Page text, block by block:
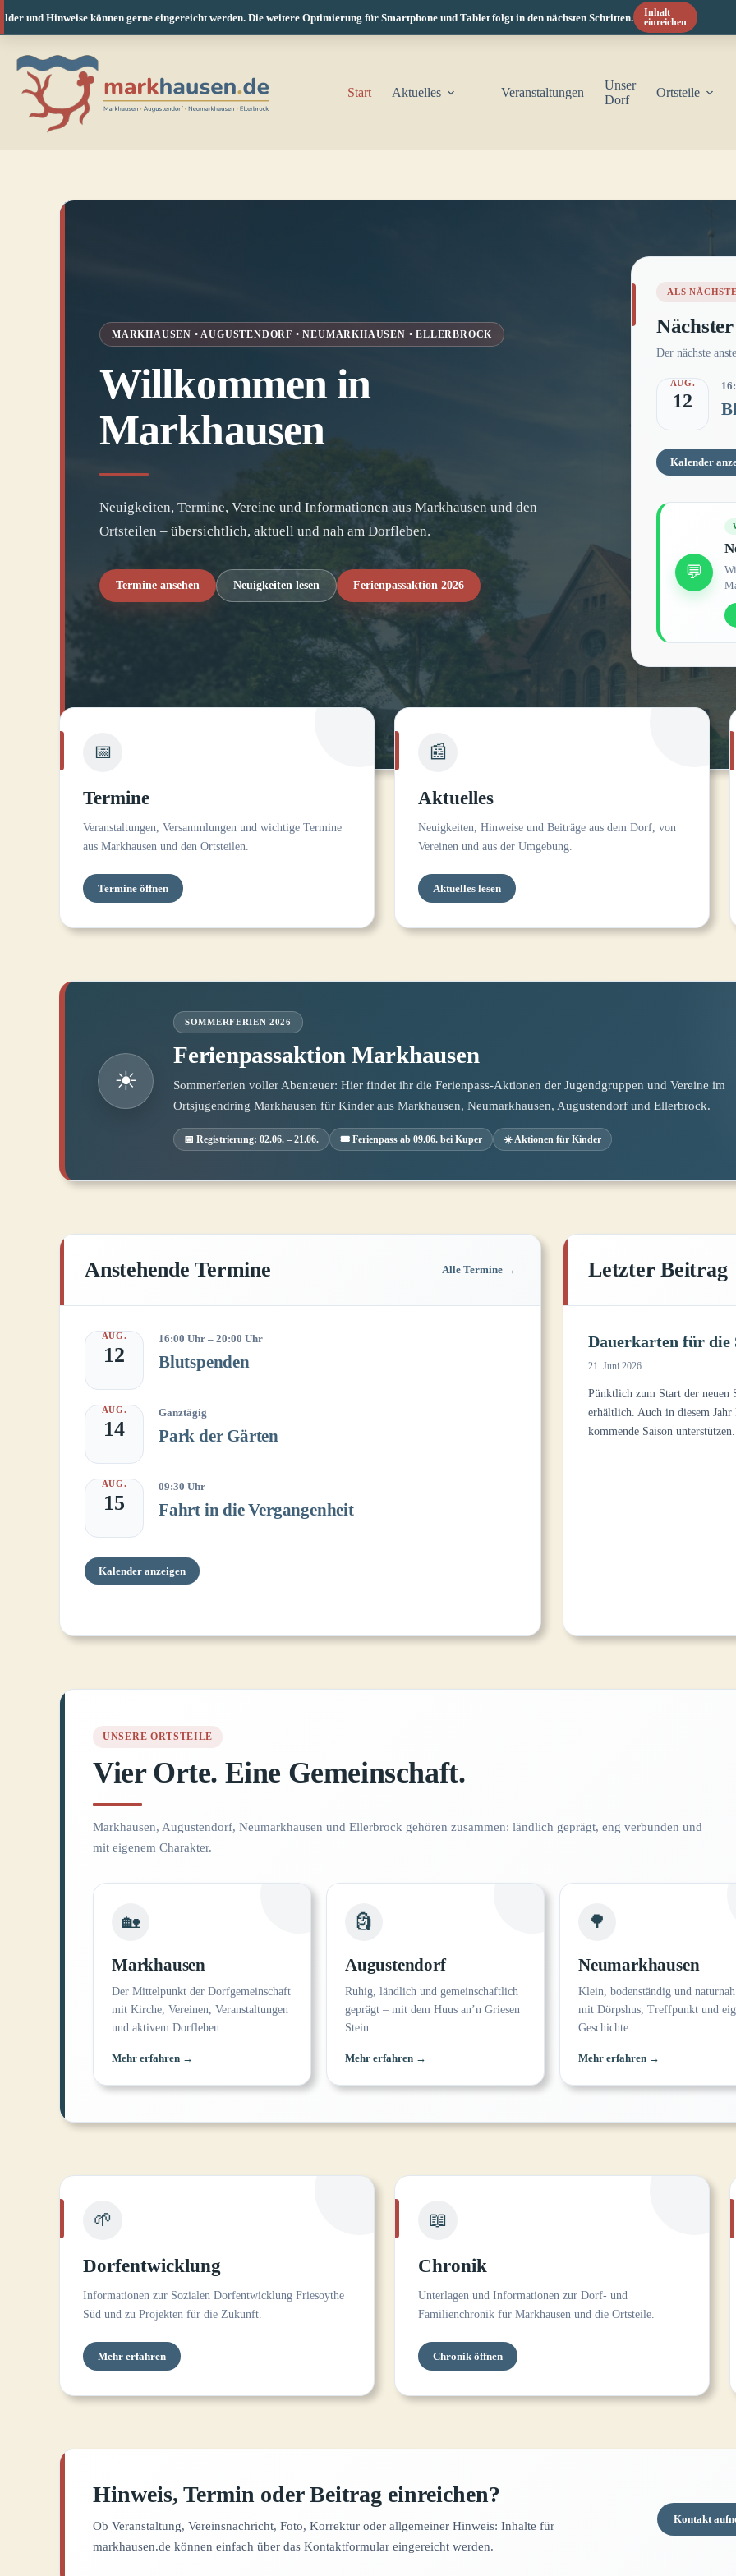
können gerne eingereicht werden. Die weitere Optimierung für Smartphone und Tablet folgt in den nächsten Schritten.
Inhalt
einreichen
Inhalt
springen
Start
Aktuelles Veranstaltungen
Unser
Dorf
Ortsteile
MARKHAUSEN • AUGUSTENDORF • NEUMARKHAUSEN • ELLERBROCK
Willkommen in
Markhausen
Neuigkeiten, Termine, Vereine und Informationen aus Markhausen und den
Ortsteilen – übersichtlich, aktuell und nah am Dorfleben.
Termine ansehen Neuigkeiten lesen Ferienpassaktion 2026
ALS
Der nächste
AUG.
12
Kalender
💬
📅
Termine
Veranstaltungen, Versammlungen und wichtige Termine
aus Markhausen und den Ortsteilen.
Termine öffnen
📰
Aktuelles
Neuigkeiten, Hinweise und Beiträge aus dem Dorf, von
Vereinen und aus der Umgebung.
Aktuelles lesen
☀
SOMMERFERIEN 2026
Ferienpassaktion Markhausen
Sommerferien voller Abenteuer: Hier findet ihr die Ferienpass-Aktionen der Jugendgruppen und Vereine im
Ortsjugendring Markhausen für Kinder aus Markhausen, Neumarkhausen, Augustendorf und Ellerbrock.
📅 Registrierung: 02.06. – 21.06. 🎟️ Ferienpass ab 09.06. bei Kuper ☀️ Aktionen für Kinder
Anstehende Termine Alle Termine →
AUG.
12
16:00 Uhr – 20:00 Uhr
Blutspenden
AUG.
14
Ganztägig
Park der Gärten
AUG.
15
09:30 Uhr
Fahrt in die Vergangenheit
Kalender anzeigen
Letzter Beitrag
Dauerkarten für die
21. Juni 2026
Pünktlich zum Start der neuen
erhältlich. Auch in diesem
kommende Saison
UNSERE ORTSTEILE
Vier Orte. Eine Gemeinschaft.
Markhausen, Augustendorf, Neumarkhausen und Ellerbrock gehören zusammen: ländlich geprägt, eng verbunden und
mit eigenem Charakter.
🏡
Markhausen
Der Mittelpunkt der Dorfgemeinschaft
mit Kirche, Vereinen, Veranstaltungen
und aktivem Dorfleben.
Mehr erfahren →
🗿
Augustendorf
Ruhig, ländlich und gemeinschaftlich
geprägt – mit dem Huus an’n Griesen
Stein.
Mehr erfahren →
🌳
Neumarkhausen
Klein, bodenständig und
mit Dörpshus, Treffpunkt und
Geschichte.
Mehr erfahren →
🌱
Dorfentwicklung
Informationen zur Sozialen Dorfentwicklung Friesoythe
Süd und zu Projekten für die Zukunft.
Mehr erfahren
📖
Chronik
Unterlagen und Informationen zur Dorf- und
Familienchronik für Markhausen und die Ortsteile.
Chronik öffnen
Hinweis, Termin oder Beitrag einreichen?
Ob Veranstaltung, Vereinsnachricht, Foto, Korrektur oder allgemeiner Hinweis: Inhalte für
markhausen.de können einfach über das Kontaktformular eingereicht werden.
Kontakt